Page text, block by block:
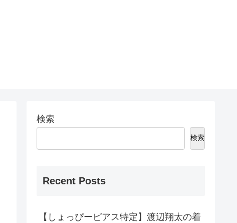
検索
検索
Recent Posts
【しょっぴーピアス特定】渡辺翔太の着